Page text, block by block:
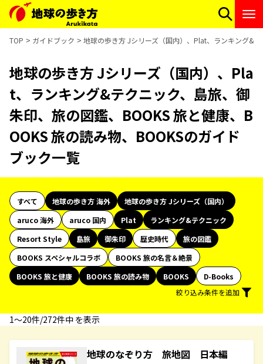
TOP ガイドブック 地球の歩き方 Jシリーズ（国内）、Plat、ランキング&
地球の歩き方 Jシリーズ（国内）、Pla
t、ランキング&テクニック、島旅、御
朱印、旅の図鑑、BOOKS 旅と健康、B
OOKS 旅の読み物、BOOKSのガイド
ブック一覧
すべて 地球の歩き方 海外
地球の歩き方 Jシリーズ（国内）
aruco 海外
aruco 国内 Plat
ランキング&テクニック
Resort Style
島旅 御朱印 歴史時代
旅の図鑑
BOOKS スペシャルコラボ
BOOKS 旅の名言＆絶景
BOOKS 旅と健康
BOOKS 旅の読み物 BOOKS
D-Books
絞り込み条件を追加
1〜20件/272件中 を表示
地球のなぞり方 旅地図 日本編